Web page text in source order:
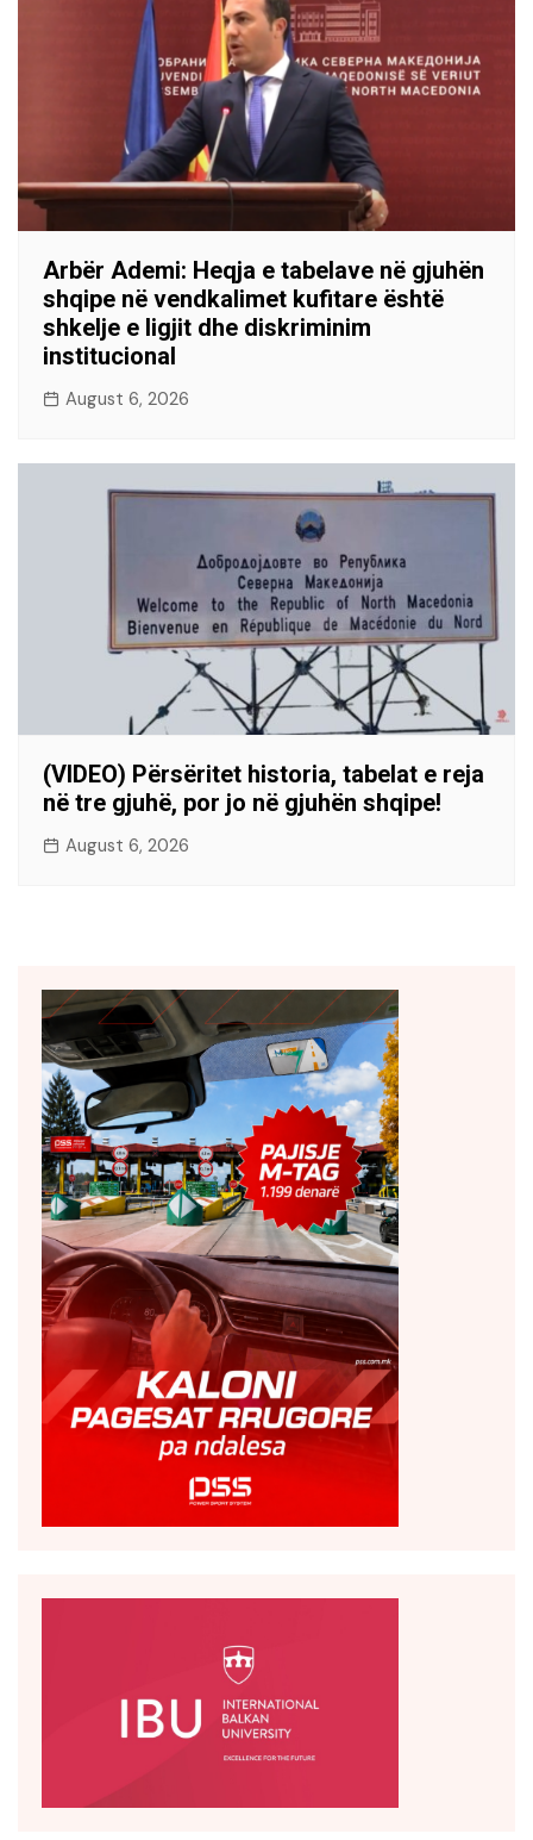
Arbër Ademi: Heqja e tabelave në gjuhën
shqipe në vendkalimet kufitare është
shkelje e ligjit dhe diskriminim
institucional
August 6, 2026
(VIDEO) Përsëritet historia, tabelat e reja
në tre gjuhë, por jo në gjuhën shqipe!
August 6, 2026